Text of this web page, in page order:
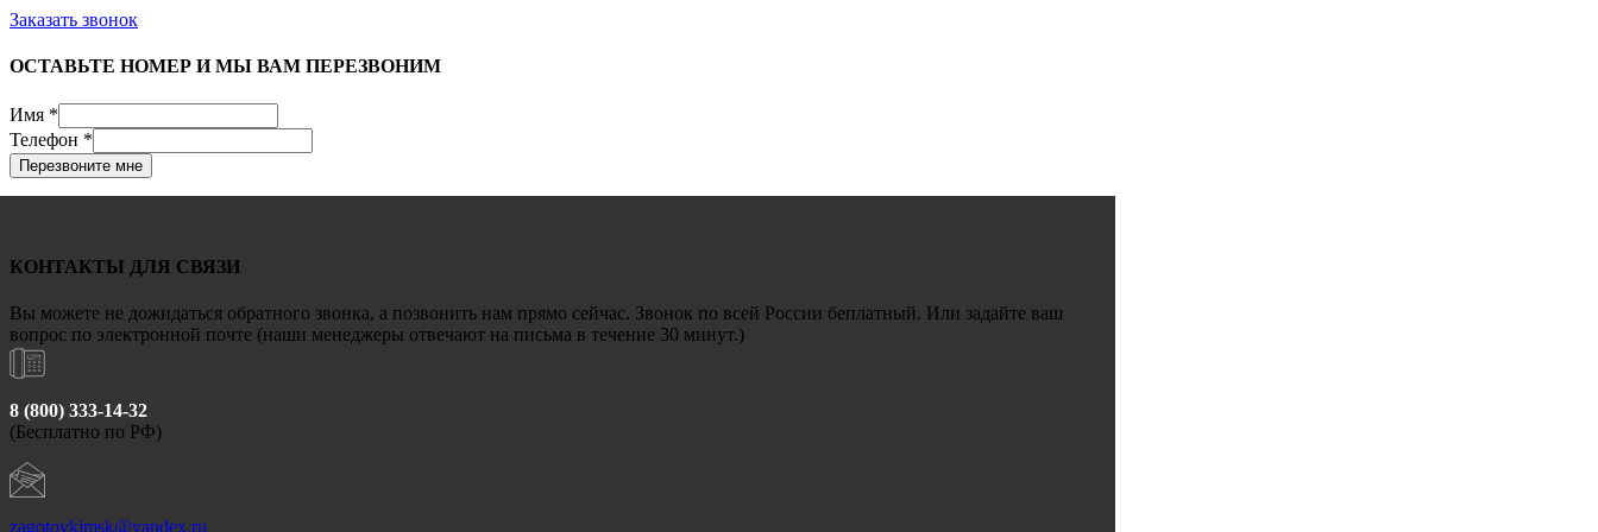
Заказать звонок
ОСТАВЬТЕ НОМЕР И МЫ ВАМ ПЕРЕЗВОНИМ
Имя *
Телефон *
Перезвоните мне
КОНТАКТЫ ДЛЯ СВЯЗИ
Вы можете не дожидаться обратного звонка, а позвонить нам прямо сейчас. Звонок по всей России беплатный. Или задайте ваш
вопрос по электронной почте (наши менеджеры отвечают на письма в течение 30 минут.)
8 (800) 333-14-32
(Бесплатно по РФ)
zagotovkimsk@yandex.ru